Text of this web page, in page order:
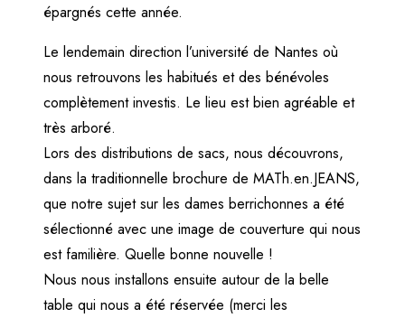
épargnés cette année.
Le lendemain direction l’université de Nantes où
nous retrouvons les habitués et des bénévoles
complètement investis. Le lieu est bien agréable et
très arboré.
Lors des distributions de sacs, nous découvrons,
dans la traditionnelle brochure de MATh.en.JEANS,
que notre sujet sur les dames berrichonnes a été
sélectionné avec une image de couverture qui nous
est familière. Quelle bonne nouvelle !
Nous nous installons ensuite autour de la belle
table qui nous a été réservée (merci les